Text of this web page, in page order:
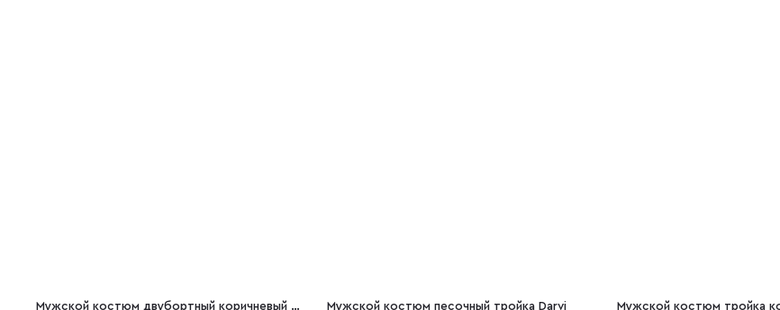
Мужской костюм двубортный коричневый полоска Marcello
Мужской костюм песочный тройка Darvi